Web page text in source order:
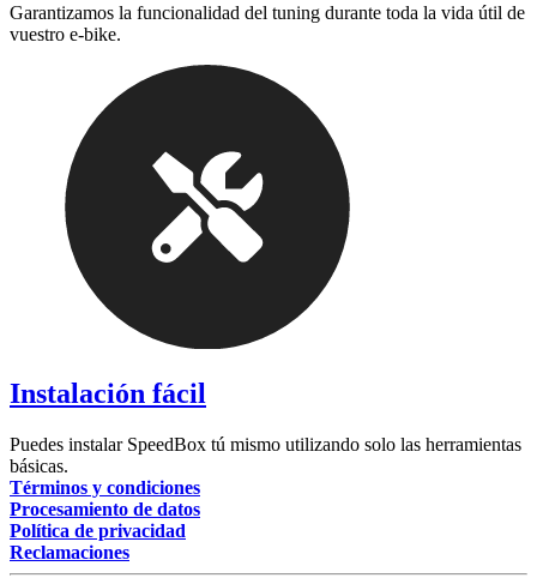
Garantizamos la funcionalidad del tuning durante toda la vida útil de
vuestro e-bike.
Instalación fácil
Puedes instalar SpeedBox tú mismo utilizando solo las herramientas
básicas.
Términos y condiciones
Procesamiento de datos
Política de privacidad
Reclamaciones